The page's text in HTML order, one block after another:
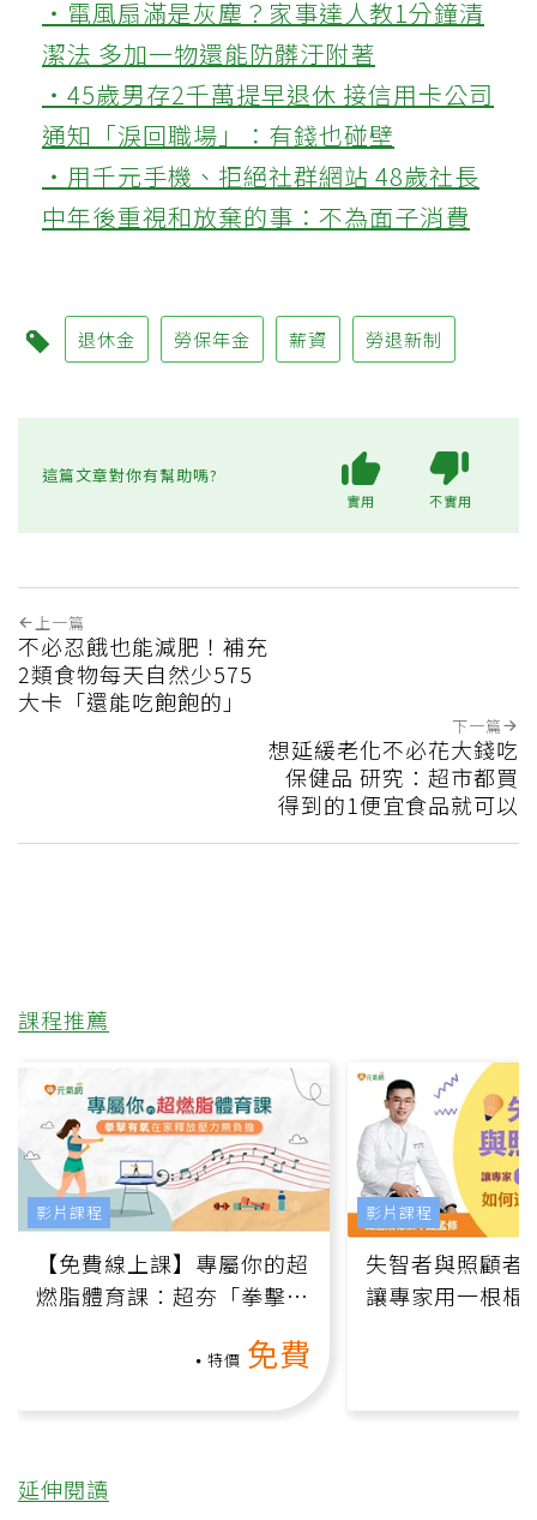
‧電風扇滿是灰塵？家事達人教1分鐘清
潔法 多加一物還能防髒汙附著
‧45歲男存2千萬提早退休 接信用卡公司
通知「淚回職場」：有錢也碰壁
‧用千元手機、拒絕社群網站 48歲社長
中年後重視和放棄的事：不為面子消費
退休金 勞保年金 薪資 勞退新制
這篇文章對你有幫助嗎?
實用 不實用
上一篇
不必忍餓也能減肥！補充
2類食物每天自然少575
大卡「還能吃飽飽的」
下一篇
想延緩老化不必花大錢吃
保健品 研究：超市都買
得到的1便宜食品就可以
課程推薦
【免費線上課】專屬你的超
燃脂體育課：超夯「拳擊有
特價 免費
影片課程
失智者與照顧者
讓專家用一根棍
影片課程
延伸閱讀